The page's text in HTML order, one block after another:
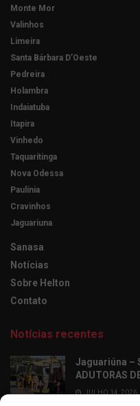
Monte Mor
Valinhos
Limeira
Santa Bárbara D’Oeste
Pedreira
Holambra
Indaiatuba
Itapira
Vinhedo
Taquaritinga
Nova Odessa
Paulínia
Cravinhos
Jaguariuna
Sanasa
Notícias
Sobre Helton
Contato
Notícias recentes
Jaguariúna –
ADUTORAS
JULHO 14, 2026